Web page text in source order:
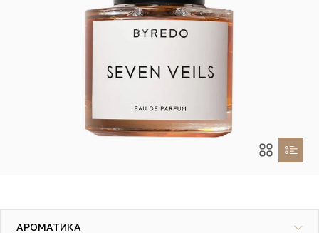
АРОМАТИКА